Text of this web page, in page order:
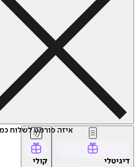
איזה פורמט לשלוח כמתנה?